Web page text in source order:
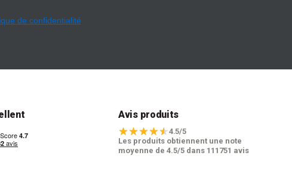
de confidentialité
Avis produits
4.5/5
Les produits obtiennent une note
moyenne de 4.5/5 dans 111751 avis